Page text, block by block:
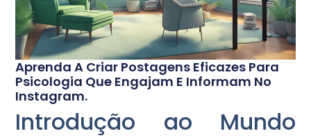
Aprenda A Criar Postagens Eficazes Para
Psicologia Que Engajam E Informam No
Instagram.
Introdução ao Mundo